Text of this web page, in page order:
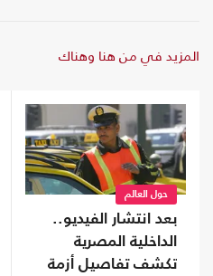
المزيد في من هنا وهناك
حول العالم
بعد انتشار الفيديو..
الداخلية المصرية
تكشف تفاصيل أزمة